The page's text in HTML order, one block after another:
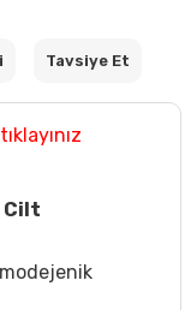
Tavsiye Et
Cilt